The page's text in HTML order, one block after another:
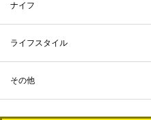
ナイフ
ライフスタイル
その他